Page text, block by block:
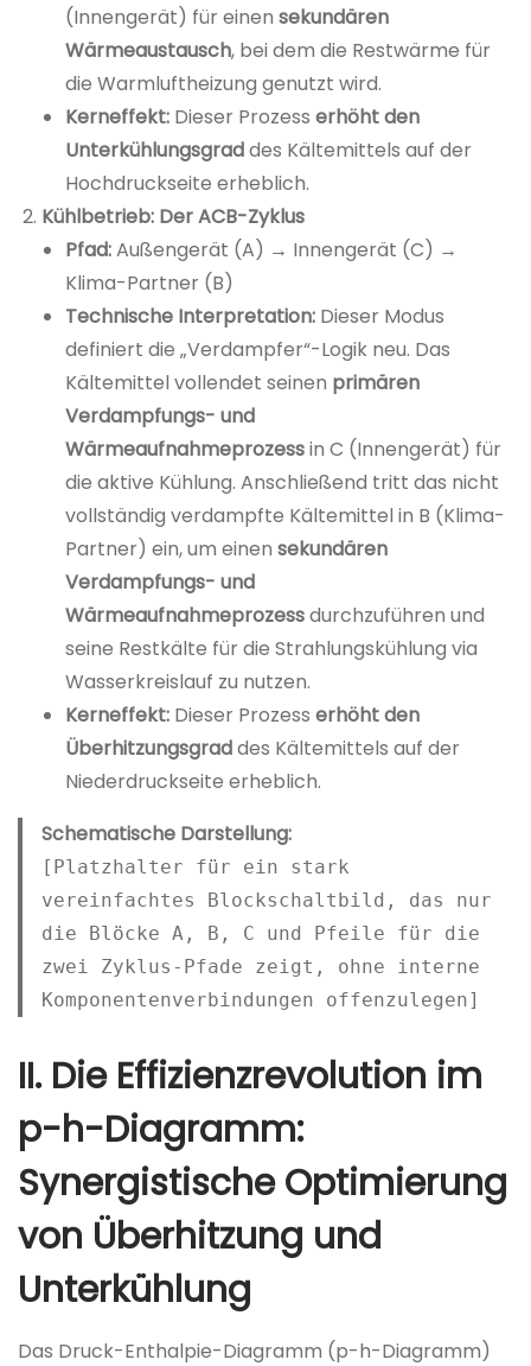
(Innengerät) für einen sekundären
Wärmeaustausch, bei dem die Restwärme für
die Warmluftheizung genutzt wird.
Kerneffekt: Dieser Prozess erhöht den
Unterkühlungsgraddes Kältemittels auf der
Hochdruckseite erheblich.
Kühlbetrieb: Der ACB-Zyklus
Pfad:Außengerät (A) → Innengerät (C) →
Klima-Partner (B)
Technische Interpretation: Dieser Modus
definiert die „Verdampfer“-Logik neu. Das
Kältemittel vollendet seinen primären
Verdampfungs- und
Wärmeaufnahmeprozessin C (Innengerät) für
die aktive Kühlung. Anschließend tritt das nicht
vollständig verdampfte Kältemittel in B (Klima-
Partner) ein, um einen sekundären
Verdampfungs- und
Wärmeaufnahmeprozessdurchzuführen und
seine Restkälte für die Strahlungskühlung via
Wasserkreislauf zu nutzen.
Kerneffekt: Dieser Prozess erhöht den
Überhitzungsgraddes Kältemittels auf der
Niederdruckseite erheblich.
Schematische Darstellung:
[Platzhalter für ein stark
vereinfachtes Blockschaltbild, das nur
die Blöcke A, B, C und Pfeile für die
zwei Zyklus-Pfade zeigt, ohne interne
Komponentenverbindungen offenzulegen]
II. Die Effizienzrevolution im
p-h-Diagramm:
Synergistische Optimierung
von Überhitzung und
Unterkühlung
Das Druck-Enthalpie-Diagramm (p-h-Diagramm)